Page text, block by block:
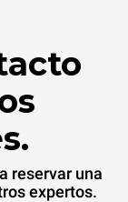
reservar una
expertos.